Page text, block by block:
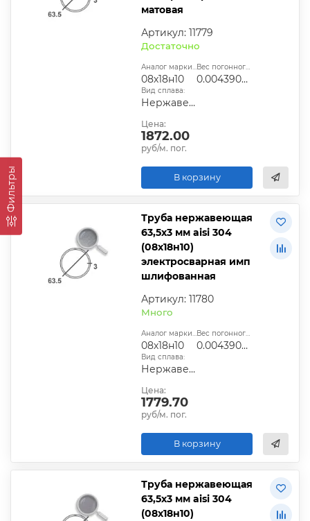
Фильтры
матовая
Артикул: 11779
Достаточно
Аналог марки стали:
08х18н10
Вес погонного метра, т.:
0.004390485
Вид сплава:
Нержавеющая сталь
Цена:
1872.00
руб/м. пог.
В корзину
Труба нержавеющая
63,5х3 мм aisi 304
(08х18н10)
электросварная имп
шлифованная
Артикул: 11780
Много
Аналог марки стали:
08х18н10
Вес погонного метра, т.:
0.004390485
Вид сплава:
Нержавеющая сталь
Цена:
1779.70
руб/м. пог.
В корзину
Труба нержавеющая
63,5х3 мм aisi 304
(08х18н10)